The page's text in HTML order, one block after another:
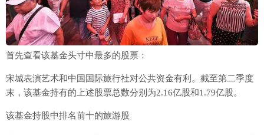
首先查看该基金头寸中最多的股票：
宋城表演艺术和中国国际旅行社对公共资金有利。截至第二季度
末，该基金持有的上述股票总数分别为2.16亿股和1.79亿股。
该基金持股中排名前十的旅游股